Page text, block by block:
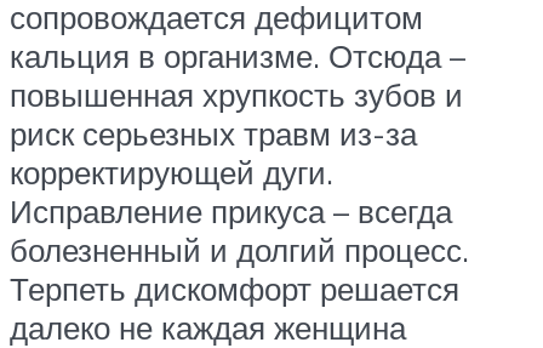
сопровождается дефицитом
кальция в организме. Отсюда –
повышенная хрупкость зубов и
риск серьезных травм из-за
корректирующей дуги.
Исправление прикуса – всегда
болезненный и долгий процесс.
Терпеть дискомфорт решается
далеко не каждая женщина